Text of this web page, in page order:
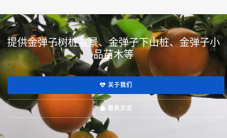
提供金弹子树桩盆景、金弹子下山桩、金弹子小
品苗木等
关于我们
联系方式